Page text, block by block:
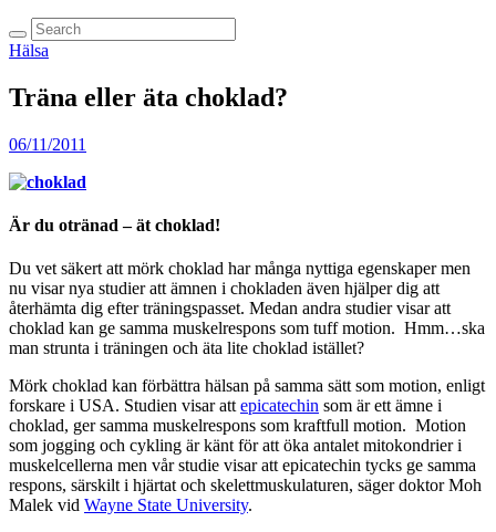
Hälsa
Träna eller äta choklad?
06/11/2011
Är du otränad – ät choklad!
Du vet säkert att mörk choklad har många nyttiga egenskaper men
nu visar nya studier att ämnen i chokladen även hjälper dig att
återhämta dig efter träningspasset. Medan andra studier visar att
choklad kan ge samma muskelrespons som tuff motion. Hmm…ska
man strunta i träningen och äta lite choklad istället?
Mörk choklad kan förbättra hälsan på samma sätt som motion, enligt
forskare i USA. Studien visar att epicatechin som är ett ämne i
choklad, ger samma muskelrespons som kraftfull motion. Motion
som jogging och cykling är känt för att öka antalet mitokondrier i
muskelcellerna men vår studie visar att epicatechin tycks ge samma
respons, särskilt i hjärtat och skelettmuskulaturen, säger doktor Moh
Malek vid Wayne State University.